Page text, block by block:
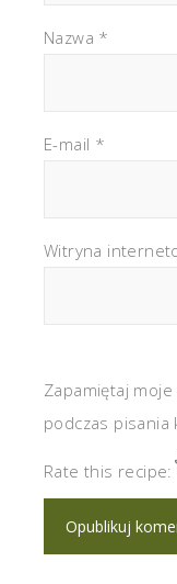
Nazwa *
E-mail *
Witryna
Zapamiętaj
podczas pisania
Rate this recipe: